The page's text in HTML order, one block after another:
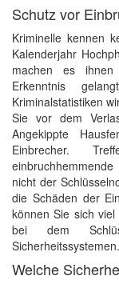
Schutz vor
Kriminelle kennen
Kalenderjahr
machen es
Erkenntnis
Kriminalstatistiken
Sie vor dem
Angekippte
Einbrecher.
nicht der
die Schäden der
können Sie sich
bei dem
Sicherheitssystemen.
Welche